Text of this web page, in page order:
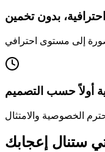
بدون تخمين
أولاً حسب التصميم
ستنال إعجابك